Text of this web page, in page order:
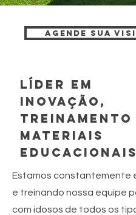
Agende sua
líder em
inovação,
treinamento
materiais
educacionais
Estamos constantemente
e treinando nossa equipe
com idosos de todos os